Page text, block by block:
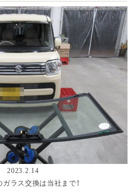
2023.2.14
ラス交換は当社まで！